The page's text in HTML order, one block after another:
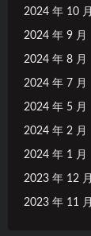
2024 年 10 月
2024 年 9 月
2024 年 8 月
2024 年 7 月
2024 年 5 月
2024 年 2 月
2024 年 1 月
2023 年 12 月
2023 年 11 月